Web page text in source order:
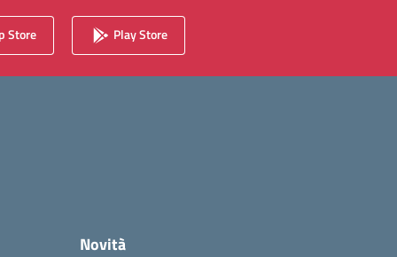
Store Play Store
Novità